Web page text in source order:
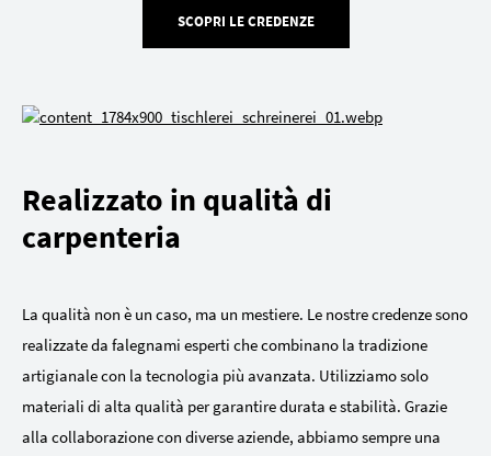
SCOPRI LE CREDENZE
Realizzato in qualità di
carpenteria
La qualità non è un caso, ma un mestiere. Le nostre credenze sono
realizzate da falegnami esperti che combinano la tradizione
artigianale con la tecnologia più avanzata. Utilizziamo solo
materiali di alta qualità per garantire durata e stabilità. Grazie
alla collaborazione con diverse aziende, abbiamo sempre una